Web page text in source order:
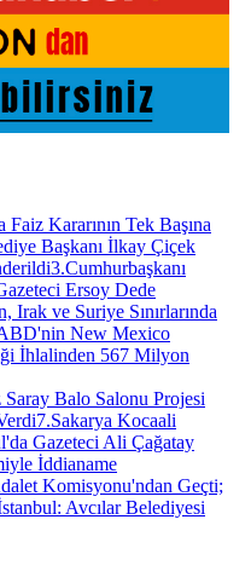
Kararının Tek Başına
Başkanı İlkay Çiçek
3.Cumhurbaşkanı
Ersoy Dede
Irak ve Suriye Sınırlarında
New Mexico
İhlalinden 567 Milyon
Balo Salonu Projesi
7.Sakarya Kocaali
Gazeteci Ali Çağatay
İddianame
Komisyonu'ndan Geçti;
Avcılar Belediyesi